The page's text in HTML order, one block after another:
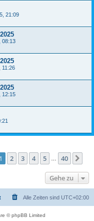
21:09
08:13
11:26
12:15
1von 40
1 2 3 4 5 40
Gehe zu
Alle Zeiten sind UTC+02:00
© phpBB Limited